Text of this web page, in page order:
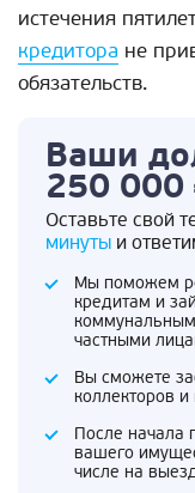
истечения
кредитора не
обязательств.
Ваши
250 000
Оставьте свой
минуты и
Мы поможем
кредитам и
частными
Вы сможете
коллекторов и
После начала
вашего
числе на